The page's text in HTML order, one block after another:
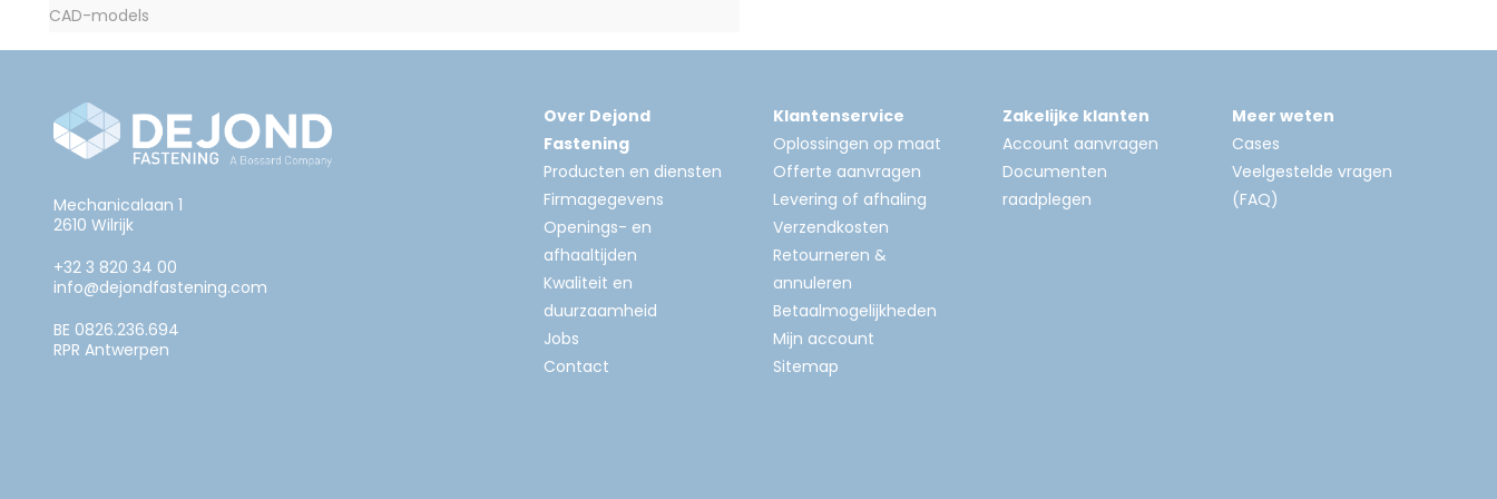
CAD-models
Mechanicalaan 1
2610 Wilrijk
+32 3 820 34 00
info@dejondfastening.com
BE 0826.236.694
RPR Antwerpen
Over Dejond
Fastening
Producten en diensten
Firmagegevens
Openings- en
afhaaltijden
Kwaliteit en
duurzaamheid
Jobs
Contact
Klantenservice
Oplossingen op maat
Offerte aanvragen
Levering of afhaling
Verzendkosten
Retourneren &
annuleren
Betaalmogelijkheden
Mijn account
Sitemap
Zakelijke klanten
Account aanvragen
Documenten
raadplegen
Meer weten
Cases
Veelgestelde vragen
(FAQ)